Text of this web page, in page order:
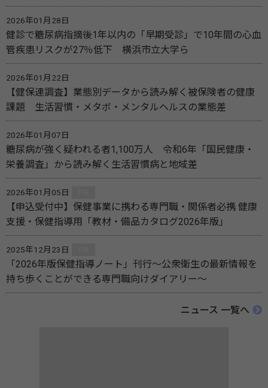
2026年01月28日
健診で糖尿病指摘後1年以内の「早期受診」で10年間の心血
管疾患リスクが27％低下 横浜市立大学ら
2026年01月22日
【健保連調査】業態別データから読み解く被保険者の健康
課題 生活習慣・メタボ・メンタルヘルスの業態差
2026年01月07日
糖尿病が強く疑われる者1,100万人 令和6年「国民健康・
栄養調査」から読み解く生活習慣病と地域差
2026年01月05日
【申込受付中】保健事業に携わる専門職・関係者必携 健康
支援・保健指導用「教材・備品カタログ2026年版」
2025年12月23日
「2026年版保健指導ノート」刊行～公衆衛生の最新情報を
持ち歩くことができる専門職向けダイアリー～
ニュース 一覧へ